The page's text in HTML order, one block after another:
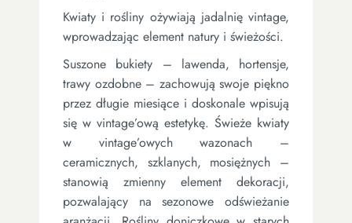
Kwiaty i rośliny ożywiają jadalnię vintage,
wprowadzając element natury i świeżości.
Suszone bukiety – lawenda, hortensje,
trawy ozdobne – zachowują swoje piękno
przez długie miesiące i doskonale wpisują
się w vintage’ową estetykę. Świeże kwiaty
w vintage’owych wazonach –
ceramicznych, szklanych, mosiężnych –
stanowią zmienny element dekoracji,
pozwalający na sezonowe odświeżanie